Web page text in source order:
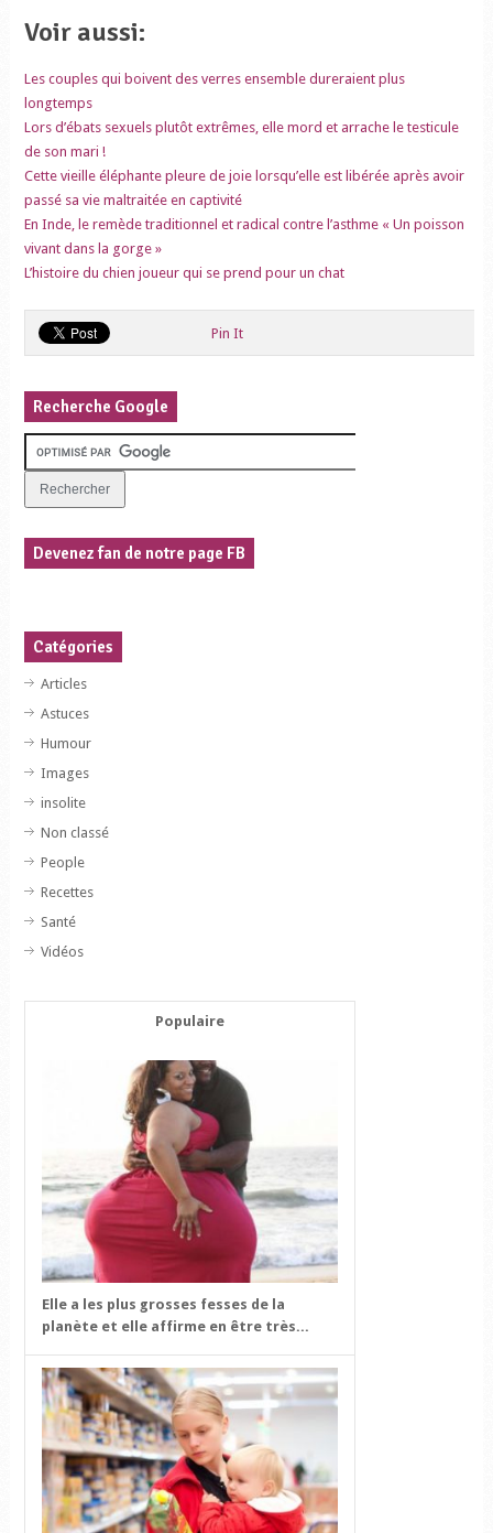
Voir aussi:
Les couples qui boivent des verres ensemble dureraient plus
longtemps
Lors d’ébats sexuels plutôt extrêmes, elle mord et arrache le testicule
de son mari !
Cette vieille éléphante pleure de joie lorsqu’elle est libérée après avoir
passé sa vie maltraitée en captivité
En Inde, le remède traditionnel et radical contre l’asthme « Un poisson
vivant dans la gorge »
L’histoire du chien joueur qui se prend pour un chat
Pin It
Recherche Google
Devenez fan de notre page FB
Catégories
Articles
Astuces
Humour
Images
insolite
Non classé
People
Recettes
Santé
Vidéos
Populaire
Elle a les plus grosses fesses de la
planète et elle affirme en être très...